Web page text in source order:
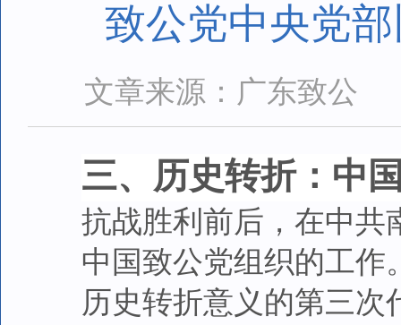
致公党中央党
文章来源：广东致公
三、历史转折：中
抗战胜利前后，在中共
中国致公党组织的工作
历史转折意义的第三